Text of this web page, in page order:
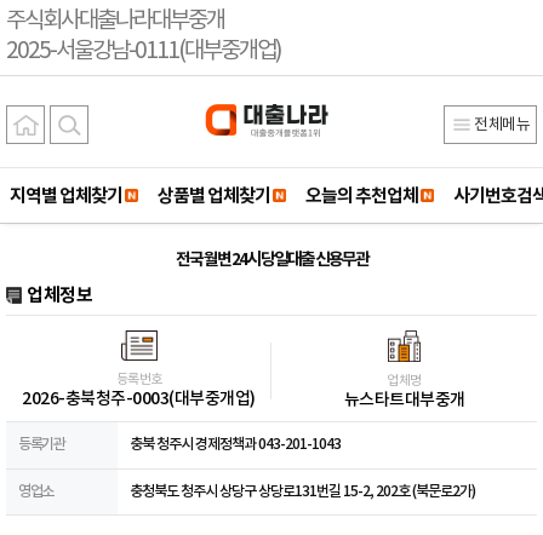
주식회사대출나라대부중개
2025-서울강남-0111(대부중개업)
전체메뉴
지역별 업체찾기 상품별 업체찾기 오늘의 추천업체 사기번호검
전국 월변 24시 당일대출 신용무관
업체정보
등록번호
2026-충북청주-0003(대부중개업)
업체명
뉴스타트대부중개
등록기관 충북 청주시 경제정책과 043-201-1043
영업소 충청북도 청주시 상당구 상당로131번길 15-2, 202호 (북문로2가)